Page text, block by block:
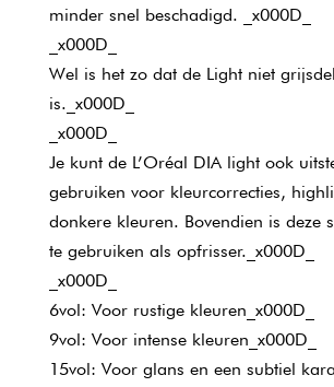
minder snel beschadigd. _x000D_
_x000D_
Wel is het zo dat de Light niet
is._x000D_
_x000D_
Je kunt de L’Oréal DIA light ook
gebruiken voor kleurcorrecties,
donkere kleuren. Bovendien is deze
te gebruiken als opfrisser._x000D_
_x000D_
6vol: Voor rustige kleuren_x000D_
9vol: Voor intense kleuren_x000D_
15vol: Voor glans en een subtiel